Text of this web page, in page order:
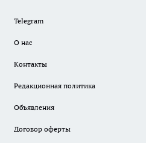
Telegram
О нас
Контакты
Редакционная политика
Объявления
Договор оферты